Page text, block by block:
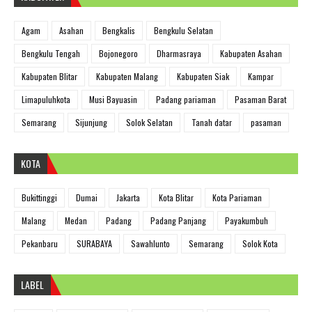
Agam Asahan Bengkalis
Bengkulu Selatan
Bengkulu Tengah
Bojonegoro Dharmasraya
Kabupaten Asahan
Kabupaten Blitar
Kabupaten Malang Kabupaten Siak
Kampar
Limapuluhkota
Musi Bayuasin Padang pariaman
Pasaman Barat
Semarang
Sijunjung Solok Selatan Tanah datar pasaman
KOTA
Bukittinggi Dumai Jakarta Kota Blitar
Kota Pariaman
Malang
Medan Padang Padang Panjang
Payakumbuh
Pekanbaru
SURABAYA Sawahlunto Semarang Solok Kota
LABEL